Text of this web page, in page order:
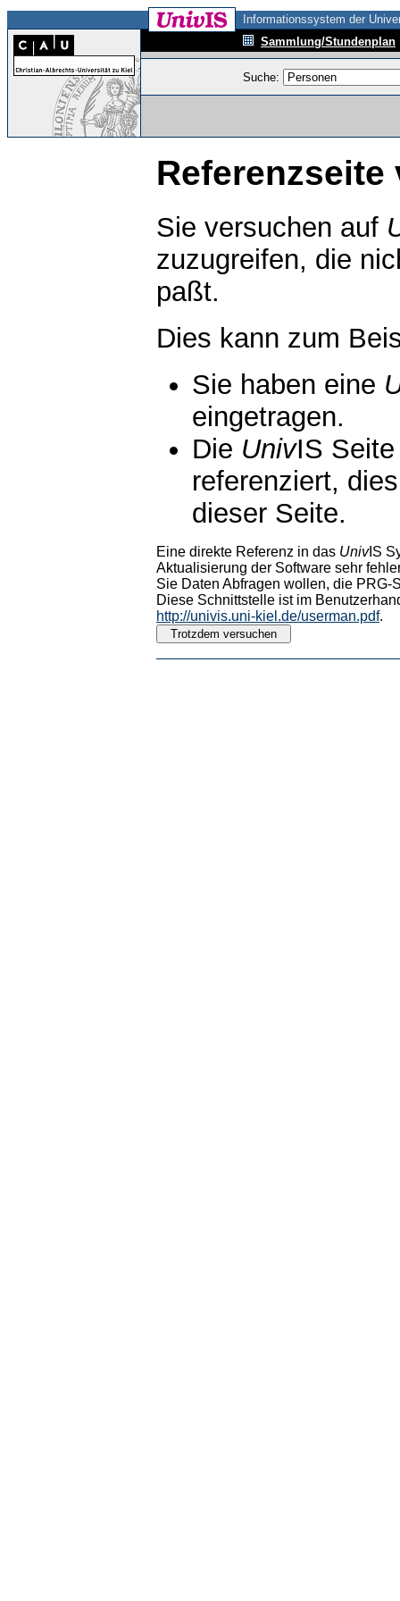
Informationssystem der
Sammlung/Stundenplan
Suche:
Referenzseite
Sie versuchen auf
zuzugreifen, die
paßt.
Dies kann zum
Sie haben eine
eingetragen.
Die UnivIS
referenziert,
dieser Seite.
Eine direkte Referenz in das UnivIS
Aktualisierung der Software sehr
Sie Daten Abfragen wollen, die PRG-
Diese Schnittstelle ist im
http://univis.uni-kiel.de/userman.pdf.